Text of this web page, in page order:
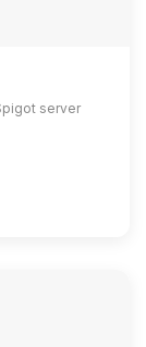
server